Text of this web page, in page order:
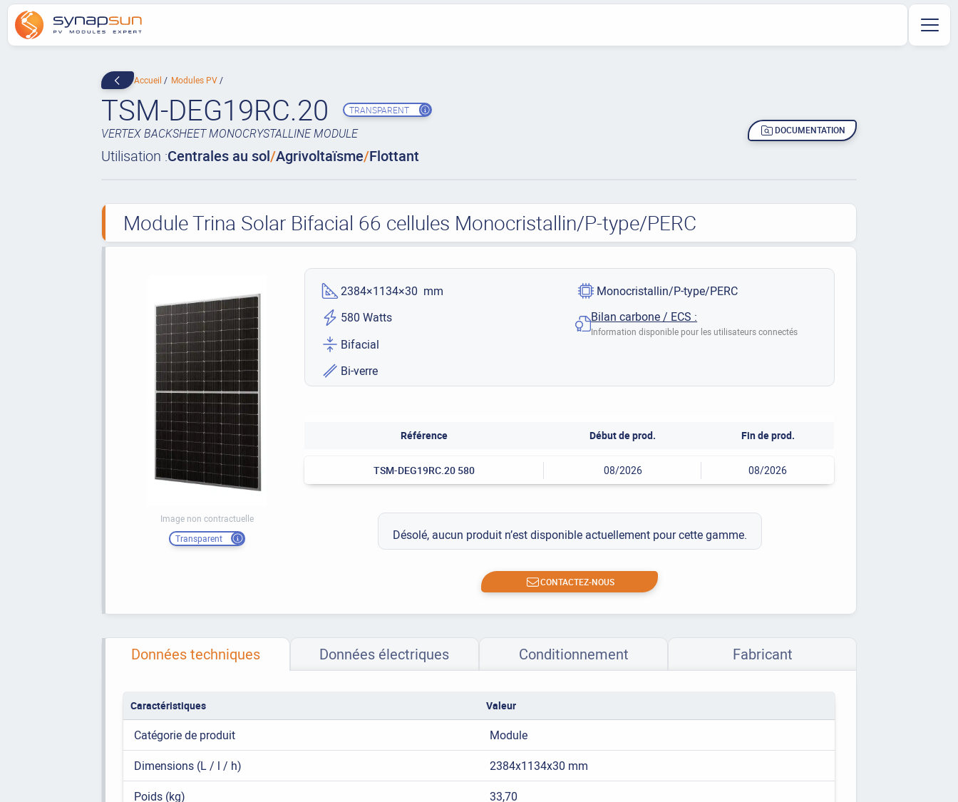
Accueil Modules PV
TSM-DEG19RC.20 TRANSPARENT
VERTEX BACKSHEET MONOCRYSTALLINE MODULE
Utilisation :Centrales au sol/Agrivoltaïsme/Flottant
DOCUMENTATION
Module Trina Solar Bifacial 66 cellules Monocristallin/P-type/PERC
Image non contractuelle
Transparent
2384×1134×30 mm
580 Watts
Bifacial
Bi-verre
Monocristallin/P-type/PERC
Bilan carbone / ECS :
Information disponible pour les utilisateurs connectés
Référence Début de prod. Fin de prod.
TSM-DEG19RC.20 580 08/2026 08/2026
Désolé, aucun produit n’est disponible actuellement pour cette gamme.
CONTACTEZ-NOUS
Données techniques Données électriques Conditionnement Fabricant
Caractéristiques Valeur
Catégorie de produit
Module
Dimensions (L / l / h)
2384x1134x30 mm
Poids (kg)
33,70